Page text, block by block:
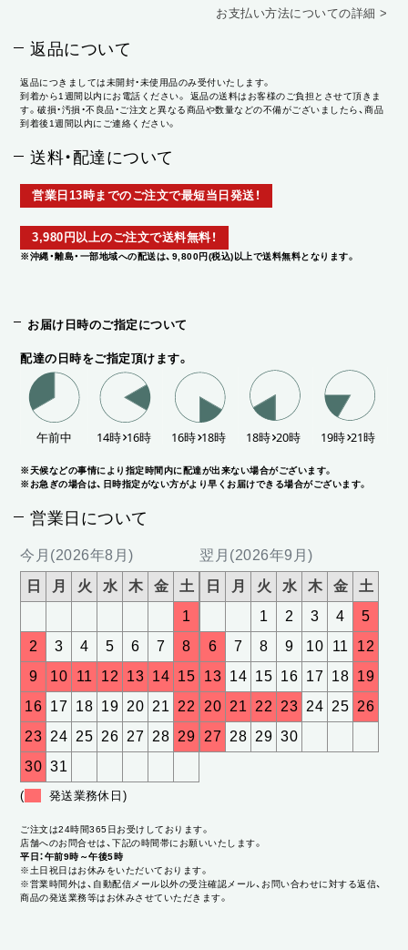
お支払い方法についての詳細 >
返品について
返品につきましては未開封・未使用品のみ受付いたします。
到着から1週間以内にお電話ください。 返品の送料はお客様のご負担とさせて頂きま
す。破損・汚損・不良品・ご注文と異なる商品や数量などの不備がございましたら、商品
到着後1週間以内にご連絡ください。
送料・配達について
営業日13時までのご注文で最短当日発送！
3,980円以上のご注文で送料無料！
※沖縄・離島・一部地域への配送は、9,800円(税込)以上で送料無料となります。
お届け日時のご指定について
配達の日時をご指定頂けます。
※天候などの事情により指定時間内に配達が出来ない場合がございます。
※お急ぎの場合は、日時指定がない方がより早くお届けできる場合がございます。
営業日について
今月(2026年8月)
日 月 火 水 木 金
土
1
2
3 4 5 6 7
8
9
10 11 12 13 14 15
16 17 18 19 20 21
22
23 24 25 26 27 28 29
30 31
翌月(2026年9月)
日 月 火 水 木 金
土
1
2 3 4
5
6
7 8 9 10 11
12
13 14 15 16 17 18 19
20 21 22 23 24 25 26
27 28 29 30
( 発送業務休日)
ご注文は24時間365日お受けしております。
店舗へのお問合せは、下記の時間帯にお願いいたします。
平日：午前9時～午後5時
※土日祝日はお休みをいただいております。
※営業時間外は、自動配信メール以外の受注確認メール、お問い合わせに対する返信、
商品の発送業務等はお休みさせていただきます。